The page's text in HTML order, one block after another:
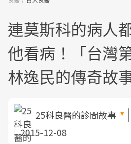
連莫斯科的病人
他看病！「台灣
林逸民的傳奇故
25科良醫的診間故事
2015-12-08